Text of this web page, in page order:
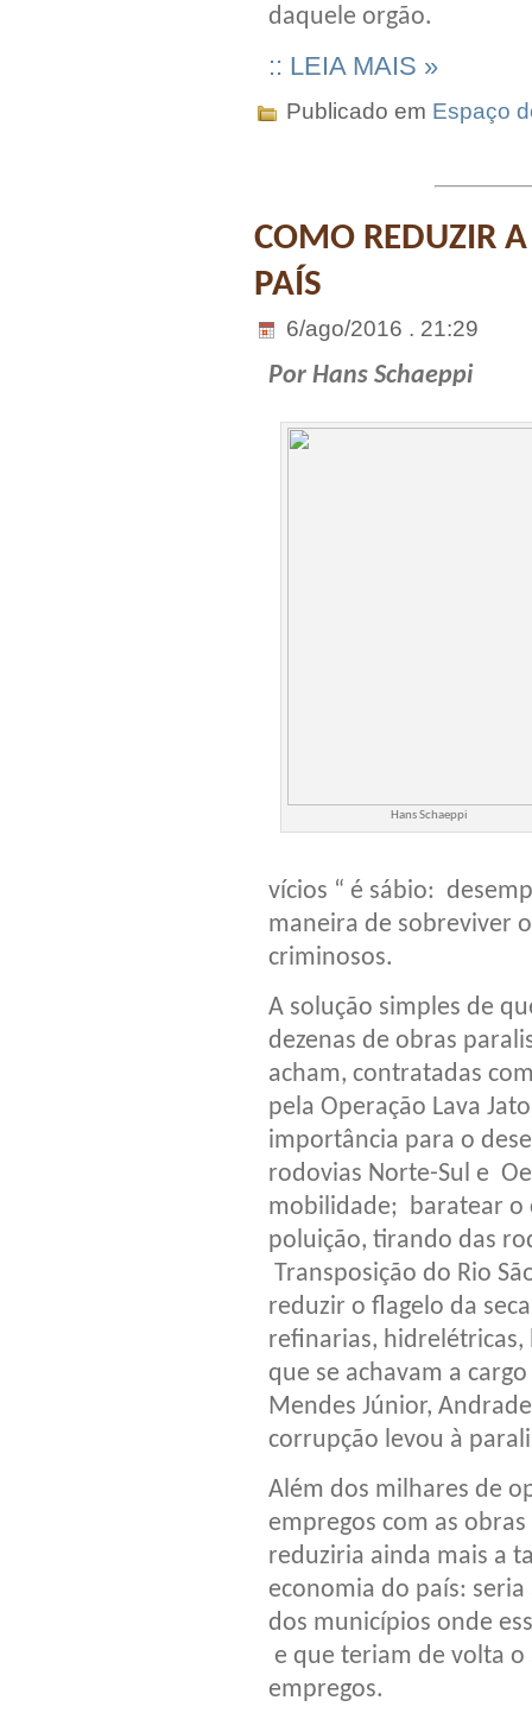
daquele orgão.
:: LEIA MAIS »
Publicado em Espaço
COMO REDUZIR
PAÍS
6/ago/2016 . 21:29
Por Hans Schaeppi
Hans Schaeppi
vícios “ é sábio:
maneira de sobreviver
criminosos.
A solução simples de
dezenas de obras
acham, contratadas
pela Operação Lava
importância para o
rodovias Norte-Sul e
mobilidade; baratear o
poluição, tirando das
Transposição do Rio
reduzir o flagelo da
refinarias, hidrelétricas,
que se achavam a
Mendes Júnior,
corrupção levou à
Além dos milhares de
empregos com as
reduziria ainda mais a
economia do país:
dos municípios onde
e que teriam de volta
empregos.